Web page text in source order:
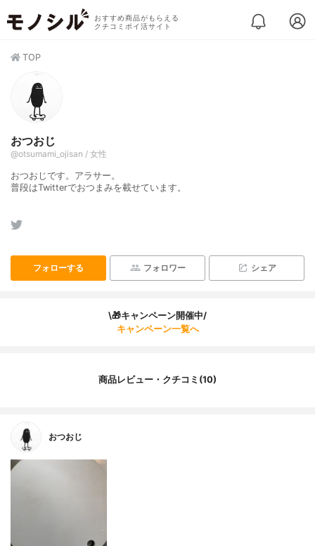
おすすめ商品がもらえる
クチコミポイ活サイト
TOP
おつおじ
@otsumami_ojisan / 女性
おつおじです。アラサー。
普段はTwitterでおつまみを載せています。
フォローする フォロワー シェア
\🎁キャンペーン開催中/
キャンペーン一覧へ
商品レビュー・クチコミ(10)
おつおじ